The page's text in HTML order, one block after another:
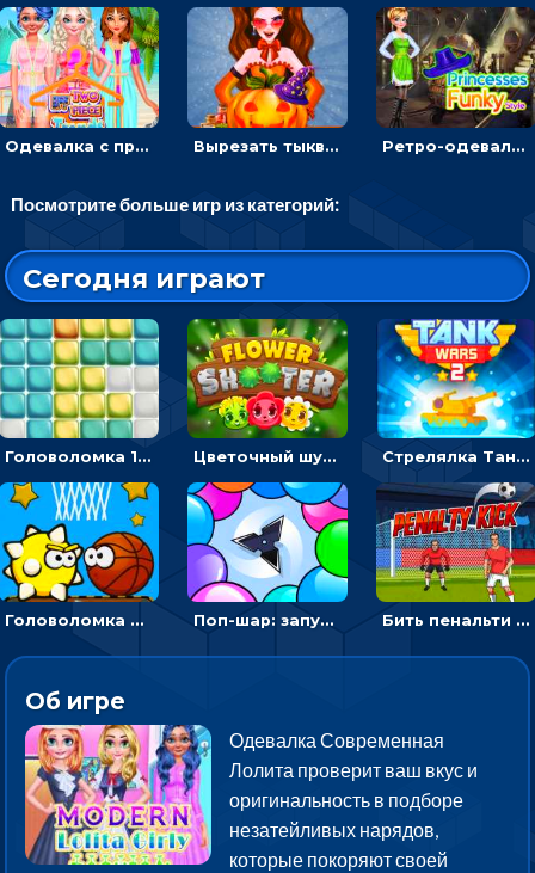
Одевалка с принцессами на пляже Вырезать тыкву и одевать Харли Квинн - одевалка с карвингом Ретро-одевалка: Принцессы преображаются в стиле фанк
Посмотрите больше игр из категорий:
Сегодня играют
Головоломка 10х10 Цветочный шутер: стрелять пчелками по цветам Стрелялка Танковые войны: бить по танку врага, чтобы уничтожить зло
Головоломка Невероятный баскетбол: проложить путь и отправить мяч в корзину Поп-шар: запускать колючку, чтобы лопать воздушные шарики Бить пенальти по воротам или мишеням - спортивная аркада
Об игре
Одевалка Современная
Лолита проверит ваш вкус и
оригинальность в подборе
незатейливых нарядов,
которые покоряют своей